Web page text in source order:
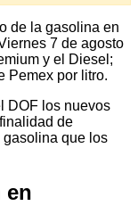
de la gasolina en
7 de agosto
y el Diesel;
Pemex por litro.
DOF los nuevos
de
que los
en